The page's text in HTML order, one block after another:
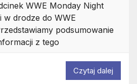
WWE Monday Night
w drodze do WWE
podsumowanie
z tego
Czytaj dalej